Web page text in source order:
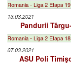
Romania - Liga 2 Etapa 19
13.03.2021
Pandurii
Romania - Liga 2 Etapa 18
07.03.2021
ASU Poli